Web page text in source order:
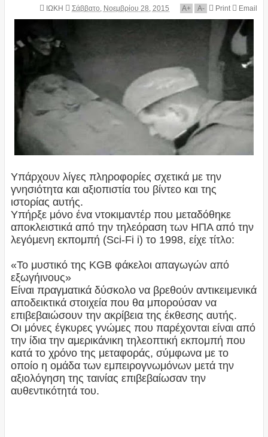
ΙΩΚΗ Σάββατο, Νοεμβρίου 28, 2015 A+ A- Print Email
Υπάρχουν λίγες πληροφορίες σχετικά με την
γνησιότητα και αξιοπιστία του βίντεο και της
ιστορίας αυτής.
Υπήρξε μόνο ένα ντοκιμαντέρ που μεταδόθηκε
αποκλειστικά από την τηλεόραση των ΗΠΑ από την
λεγόμενη εκπομπή (Sci-Fi i) το 1998, είχε τίτλο:
«Το μυστικό της KGB φάκελοι απαγωγών από
εξωγήινους»
Είναι πραγματικά δύσκολο να βρεθούν αντικειμενικά
αποδεικτικά στοιχεία που θα μπορούσαν να
επιβεβαιώσουν την ακρίβεια της έκθεσης αυτής.
Οι μόνες έγκυρες γνώμες που παρέχονται είναι από
την ίδια την αμερικάνικη τηλεοπτική εκπομπή που
κατά το χρόνο της μεταφοράς, σύμφωνα με το
οποίο η ομάδα των εμπειρογνωμόνων μετά την
αξιολόγηση της ταινίας επιβεβαίωσαν την
αυθεντικότητά του.